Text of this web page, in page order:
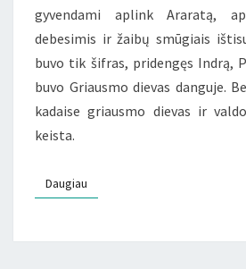
gyvendami aplink Araratą,
debesimis ir žaibų smūgiais
buvo tik šifras, pridengęs Indrą,
buvo Griausmo dievas danguje.
kadaise griausmo dievas ir
keista.
Daugiau